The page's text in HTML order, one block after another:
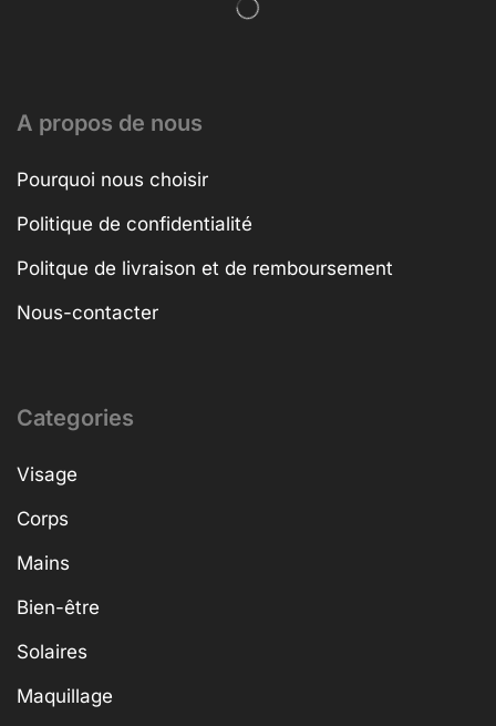
A propos de nous
Pourquoi nous choisir
Politique de confidentialité
Politque de livraison et de remboursement
Nous-contacter
Categories
Visage
Corps
Mains
Bien-être
Solaires
Maquillage